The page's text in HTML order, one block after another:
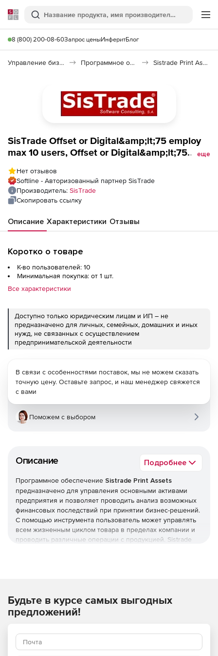
Softline
Поиск
8 (800) 200-08-60Запрос ценыИнферитБлог
Управление бизнесом, CRM/ERP Программное обеспечение для ведения дел Sistrade Print Assets
SisТrade Offset or Digital&amp;lt;75 employ
max 10 users, Offset or Digital&amp;lt;75
еще
Нет отзывов
Softline - Авторизованный партнер SisТrade
Производитель: SisТrade
Скопировать ссылку
Описание Характеристики Отзывы
Коротко о товаре
К-во пользователей: 10
Минимальная покупка: от 1 шт.
Все характеристики
Доступно только юридическим лицам и ИП – не
предназначено для личных, семейных, домашних и иных
нужд, не связанных с осуществлением
предпринимательской деятельности
Описание Подробнее
Программное обеспечение Sistrade Print Assets
предназначено для управления основными активами
предприятия и позволяет проводить анализ возможных
финансовых последствий при принятии бизнес-решений.
С помощью инструмента пользователь может управлять
всем жизненным циклом товара в пределах компании и
проводить различные операции с продукцией. Sistrade
назначения маршрута для грузов: при регистрации
товара пользователь получает возможность назначить
завод, передать в центр управления информацию о
отчета), назначить поставщика.При интеграции Sistrade
Print Assets с модулем бухучета дается возможность
В связи с особенностями поставок, мы не можем сказать
точную цену. Оставьте запрос, и наш менеджер свяжется
с вами
Поможем с выбором
Будьте в курсе самых выгодных
предложений!